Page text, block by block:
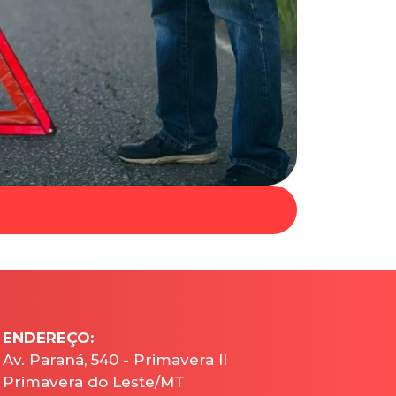
ENDEREÇO:
Av. Paraná, 540 - Primavera II
Primavera do Leste/MT